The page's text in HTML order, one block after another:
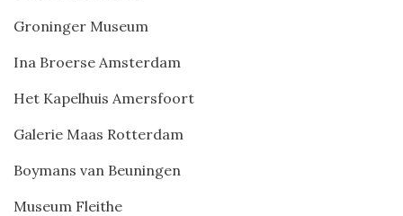
Groninger Museum
Ina Broerse Amsterdam
Het Kapelhuis Amersfoort
Galerie Maas Rotterdam
Boymans van Beuningen
Museum Fleithe